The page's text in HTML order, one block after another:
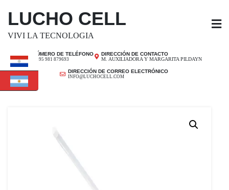
LUCHO CELL
VIVI LA TECNOLOGIA
NÚMERO DE TELÉFONO
+ 595 981 879693
DIRECCIÓN DE CONTACTO
M. AUXILIADORA Y MARGARITA PILDAYN
DIRECCIÓN DE CORREO ELECTRÓNICO
INFO@LUCHOCELL.COM